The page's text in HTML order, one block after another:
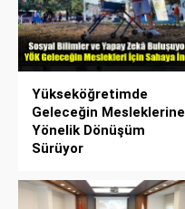
Yükseköğretimde
Geleceğin Mesleklerine
Yönelik Dönüşüm
Sürüyor